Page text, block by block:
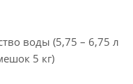
воды (5,75 – 6,75 л
5 кг)